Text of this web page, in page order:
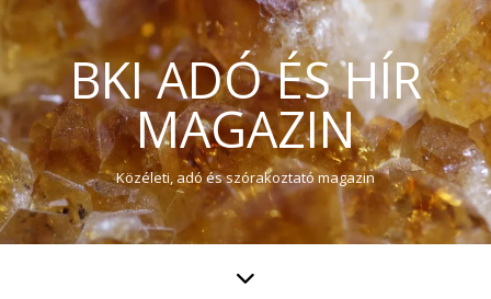
BKI ADÓ ÉS HÍR
MAGAZIN
Közéleti, adó és szórakoztató magazin